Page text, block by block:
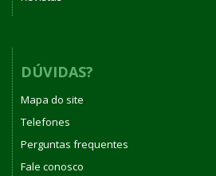
DÚVIDAS?
Mapa do site
Telefones
Perguntas frequentes
Fale conosco